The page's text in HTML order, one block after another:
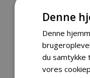
Denne
Denne
du samtykke
vores